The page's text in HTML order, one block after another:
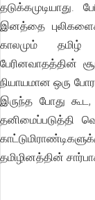
தடுக்கமுடியாது.
இனத்தை
காலமும் தமிழ்
பேரினவாதத்தின்
நியாயமான ஒரு
இருந்த போது
தனிமைப்படுத்தி
தமிழினத்தின்